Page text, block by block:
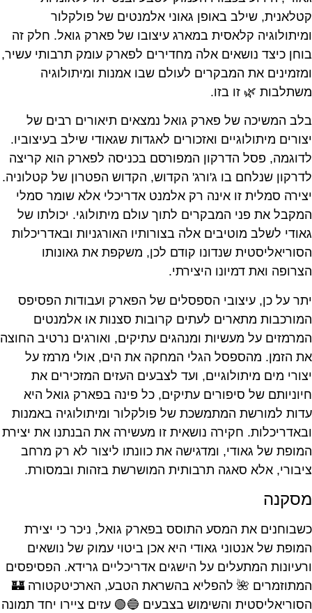
קטלאנית, שילב באופן גאוני אלמנטים של פולקלור
ומיתולוגיה קלאסית במארג עיצובו של פארק גואל. חלק זה
בוחן כיצד נושאים אלה מחדירים לפארק עומק תרבותי עשיר,
ומזמינים את המבקרים לעולם שבו אמנות ומיתולוגיה
משתלבות 🌿 זו בזו.
בלב המשיכה של פארק גואל נמצאים תיאורים רבים של
יצורים מיתולוגיים ואזכורים לאגדות שגאודי שילב בעיצוביו.
לדוגמה, פסל הדרקון המפורסם בכניסה לפארק הוא קריצה
לדרקון שנלחם בו ג'ורג' הקדוש, הקדוש הפטרון של קטלוניה.
יצירה סמלית זו אינה רק אלמנט אדריכלי אלא שומר סמלי
המקבל את פני המבקרים לתוך עולם מיתולוגי. יכולתו של
גאודי לשלב מוטיבים אלה בצורותיו האורגניות ובאדריכלות
הסוריאליסטית שנדונו קודם לכן, משקפת את גאונותו
הצרופה ואת דמיונו היצירתי.
יתר על כן, עיצובי הספסלים של הפארק ועבודות הפסיפס
המורכבות מתארים לעתים קרובות סצנות או אלמנטים
המרמזים על מעשיות ומנהגים עתיקים, ואורגים נרטיב החוצה
את הזמן. מהספסל הגלי המחקה את הים, אולי מרמז על
יצורי מים מיתולוגיים, ועד לצבעים העזים המזכירים את
חיוניותם של סיפורים עתיקים, כל פינה בפארק גואל היא
עדות למורשת המתמשכת של פולקלור ומיתולוגיה באמנות
ובאדריכלות. חקירה נושאית זו מעשירה את הבנתנו את יצירת
המופת של גאודי, ומדגישה את כוונתו ליצור לא רק מרחב
ציבורי, אלא סאגה תרבותית המושרשת בזהות ובמסורת.
מסקנה
כשבוחנים את המסע התוסס בפארק גואל, ניכר כי יצירת
המופת של אנטוני גאודי היא אכן ביטוי עמוק של נושאים
ורעיונות המתעלים על הישגים אדריכליים גרידא. הפסיפסים
המתוזמרים 🌺 להפליא בהשראת הטבע, הארכיטקטורה 🏰
הסוריאליסטית והשימוש בצבעים 🔵🟢 עזים ציירו יחד תמונה